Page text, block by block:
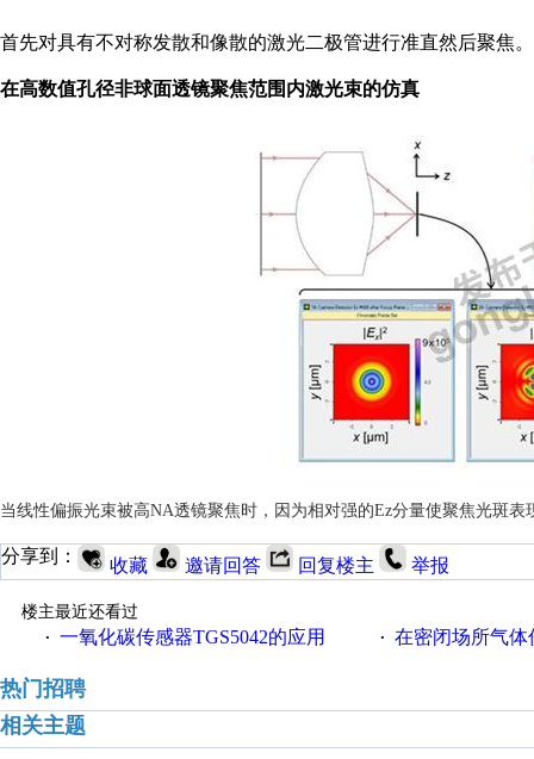
首先对具有不对称发散和像散的激光二极管进行准直然后聚焦
在高数值孔径非球面透镜聚焦范围内激光束的仿真
当线性偏振光束被高NA透镜聚焦时，因为相对强的Ez分量使聚焦光斑表
分享到： 收藏 邀请回答 回复楼主 举报
楼主最近还看过
· 一氧化碳传感器TGS5042的应用 · 在密闭场所气体传
热门招聘
相关主题